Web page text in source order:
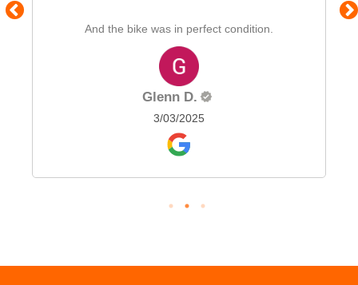
And the bike was in perfect condition.
Glenn D.
3/03/2025